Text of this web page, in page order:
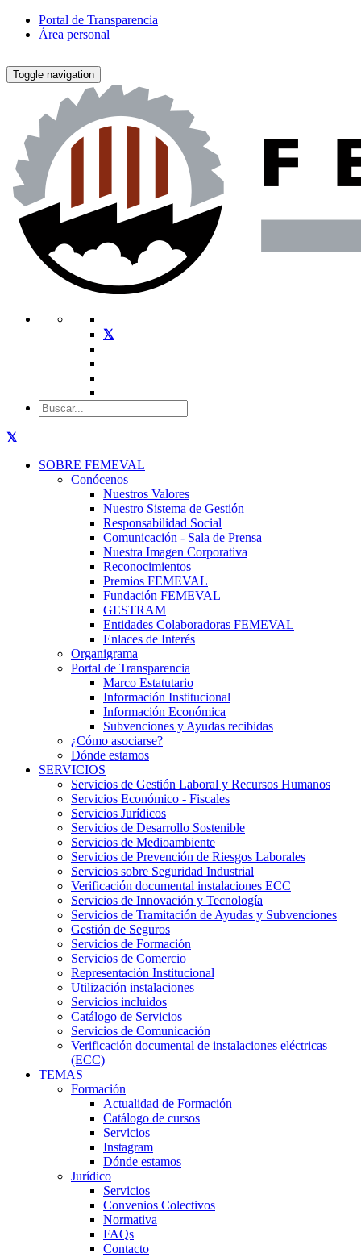
Portal de Transparencia
Área personal
Toggle navigation
SOBRE FEMEVAL
Conócenos
Nuestros Valores
Nuestro Sistema de Gestión
Responsabilidad Social
Comunicación - Sala de Prensa
Nuestra Imagen Corporativa
Reconocimientos
Premios FEMEVAL
Fundación FEMEVAL
GESTRAM
Entidades Colaboradoras FEMEVAL
Enlaces de Interés
Organigrama
Portal de Transparencia
Marco Estatutario
Información Institucional
Información Económica
Subvenciones y Ayudas recibidas
¿Cómo asociarse?
Dónde estamos
SERVICIOS
Servicios de Gestión Laboral y Recursos Humanos
Servicios Económico - Fiscales
Servicios Jurídicos
Servicios de Desarrollo Sostenible
Servicios de Medioambiente
Servicios de Prevención de Riesgos Laborales
Servicios sobre Seguridad Industrial
Verificación documental instalaciones ECC
Servicios de Innovación y Tecnología
Servicios de Tramitación de Ayudas y Subvenciones
Gestión de Seguros
Servicios de Formación
Servicios de Comercio
Representación Institucional
Utilización instalaciones
Servicios incluidos
Catálogo de Servicios
Servicios de Comunicación
Verificación documental de instalaciones eléctricas
(ECC)
TEMAS
Formación
Actualidad de Formación
Catálogo de cursos
Servicios
Instagram
Dónde estamos
Jurídico
Servicios
Convenios Colectivos
Normativa
FAQs
Contacto